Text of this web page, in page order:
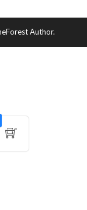
Author.